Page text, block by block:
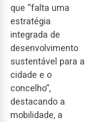
que “falta uma
estratégia
integrada de
desenvolvimento
sustentável para a
cidade e o
concelho”,
destacando a
mobilidade, a